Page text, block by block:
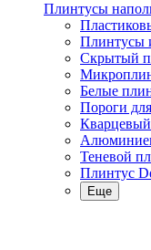
Плинтусы
Плинтусы
Скрытый
Белые
Пороги
Теневой
Плинтус
Еще